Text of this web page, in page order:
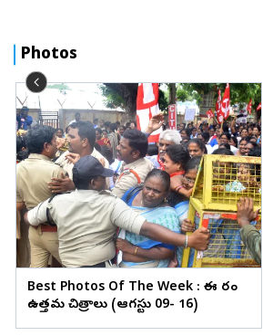
Photos
Best Photos Of The Week : ఈ వారం
ఉత్తమ చిత్రాలు (ఆగస్టు 09- 16)